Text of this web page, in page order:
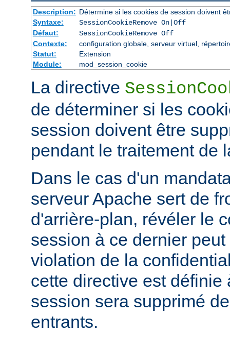
Description: Détermine si les cookies de session doivent
Syntaxe:
SessionCookieRemove On|Off
Défaut:
SessionCookieRemove Off
Contexte:
configuration globale, serveur virtuel,
Statut:
Extension
Module:
mod_session_cookie
La directive
de déterminer si les
session doivent être
pendant le traitement de
Dans le cas d'un
serveur Apache sert de
d'arrière-plan, révéler le
session à ce dernier
violation de la
cette directive est définie
session sera supprimé
entrants.